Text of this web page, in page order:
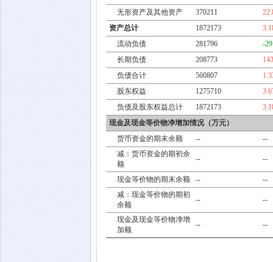
无形资产及其他资产
370211
资产总计
1872173
流动负债
281796
-
长期负债
208773
负债合计
560807
股东权益
1275710
负债及股东权益总计
1872173
现金及现金等价物净增加情况（万元）
货币资金的期末余额
--
--
减：货币资金的期初余
额
-- --
现金等价物的期末余额 --
--
减：现金等价物的期初
余额
-- --
现金及现金等价物净增
加额
-- --